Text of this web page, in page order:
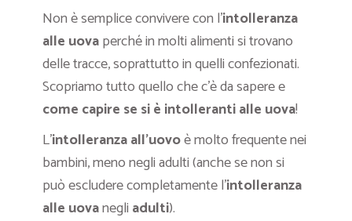
Non è semplice convivere con l’intolleranza
alle uovaperché in molti alimenti si trovano
delle tracce, soprattutto in quelli confezionati.
Scopriamo tutto quello che c’è da sapere e
come capire se si è intolleranti alle uova!
L’intolleranza all’uovoè molto frequente nei
bambini, meno negli adulti (anche se non si
può escludere completamente l’intolleranza
alle uovanegli adulti).